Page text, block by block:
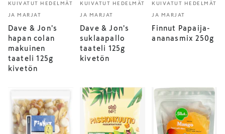
KUIVATUT HEDELMÄT
JA MARJAT
Dave & Jon's
hapan colan
makuinen
taateli 125g
kivetön
KUIVATUT HEDELMÄT
JA MARJAT
Dave & Jon's
suklaapallo
taateli 125g
kivetön
KUIVATUT HEDELMÄT
JA MARJAT
Finnut Papaija-
ananasmix 250g